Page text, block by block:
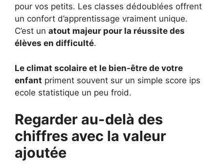
pour vos petits. Les classes dédoublées offrent
un confort d’apprentissage vraiment unique.
C’est un atout majeur pour la réussite des
élèves en difficulté.
Le climat scolaire et le bien-être de votre
enfant priment souvent sur un simple score ips
ecole statistique un peu froid.
Regarder au-delà des
chiffres avec la valeur
ajoutée